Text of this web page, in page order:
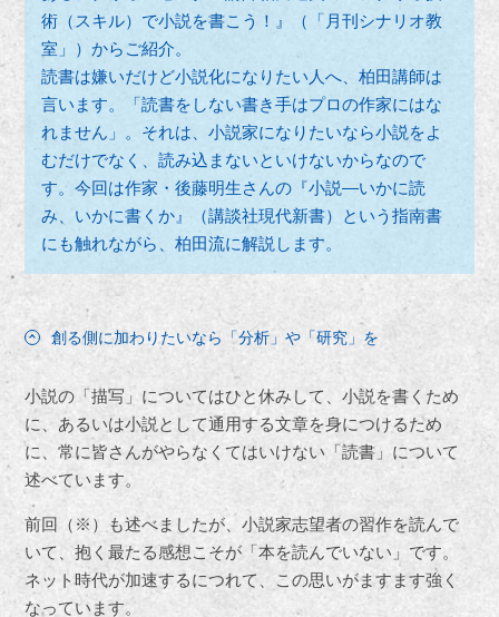
術（スキル）で小説を書こう！』（「月刊シナリオ教
室」）からご紹介。
読書は嫌いだけど小説化になりたい人へ、柏田講師は
言います。「読書をしない書き手はプロの作家にはな
れません」。それは、小説家になりたいなら小説をよ
むだけでなく、読み込まないといけないからなので
す。今回は作家・後藤明生さんの『小説—いかに読
み、いかに書くか』（講談社現代新書）という指南書
にも触れながら、柏田流に解説します。
創る側に加わりたいなら「分析」や「研究」を
小説の「描写」についてはひと休みして、小説を書くため
に、あるいは小説として通用する文章を身につけるため
に、常に皆さんがやらなくてはいけない「読書」について
述べています。
前回（※）も述べましたが、小説家志望者の習作を読んで
いて、抱く最たる感想こそが「本を読んでいない」です。
ネット時代が加速するにつれて、この思いがますます強く
なっています。